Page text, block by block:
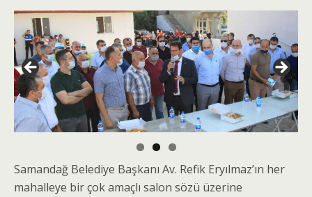
Samandağ Belediye Başkanı Av. Refik Eryılmaz’ın her
mahalleye bir çok amaçlı salon sözü üzerine